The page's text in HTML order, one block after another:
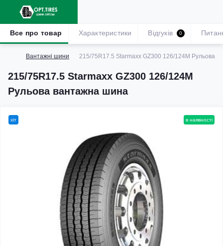
Вантажні шини 215/75R17.5 Starmaxx GZ300 126/124M Рульова
215/75R17.5 Starmaxx GZ300 126/124M
Рульова вантажна шина
Все про товар Характеристики Відгуків 0
хіт в наявності